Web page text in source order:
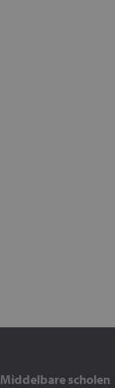
Middelbare scholen